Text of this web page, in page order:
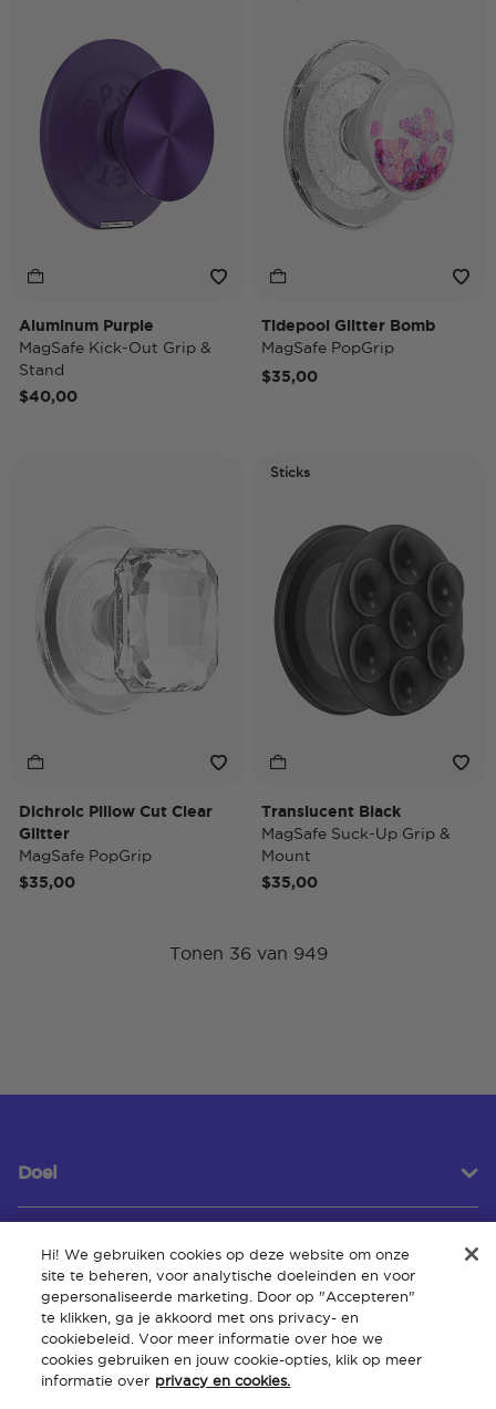
Aluminum Purple
MagSafe Kick-Out Grip &
Stand
$40,00
Tidepool Glitter Bomb
MagSafe PopGrip
$35,00
Dichroic Pillow Cut Clear
Glitter
MagSafe PopGrip
$35,00
Sticks
Translucent Black
MagSafe Suck-Up Grip &
Mount
$35,00
Tonen 36 van 949
Doel
Klantenservice
Over
Hi! We gebruiken cookies op deze website om onze
site te beheren, voor analytische doeleinden en voor
gepersonaliseerde marketing. Door op "Accepteren"
te klikken, ga je akkoord met ons privacy- en
cookiebeleid. Voor meer informatie over hoe we
cookies gebruiken en jouw cookie-opties, klik op meer
informatie over privacy en cookies.